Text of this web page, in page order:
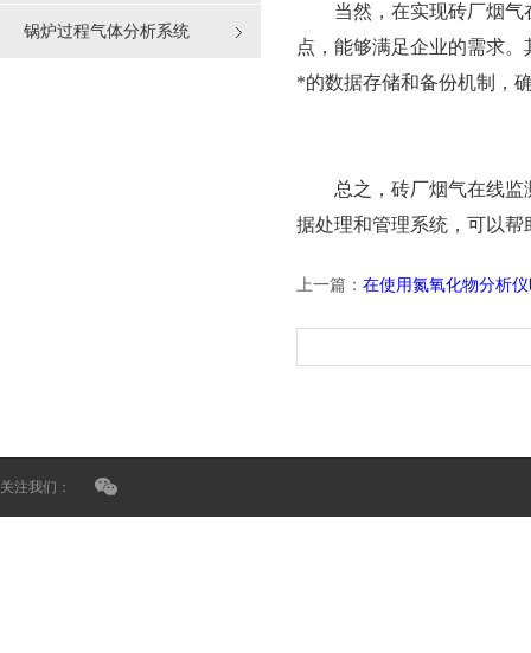
锅炉过程气体分析系统
当然，在实现砖厂烟气在
点，能够满足企业的需求
*的数据存储和备份机制，
总之，砖厂烟气在线监测
据处理和管理系统，可以
上一篇： 在使用氮氧化物分析
关注我们：